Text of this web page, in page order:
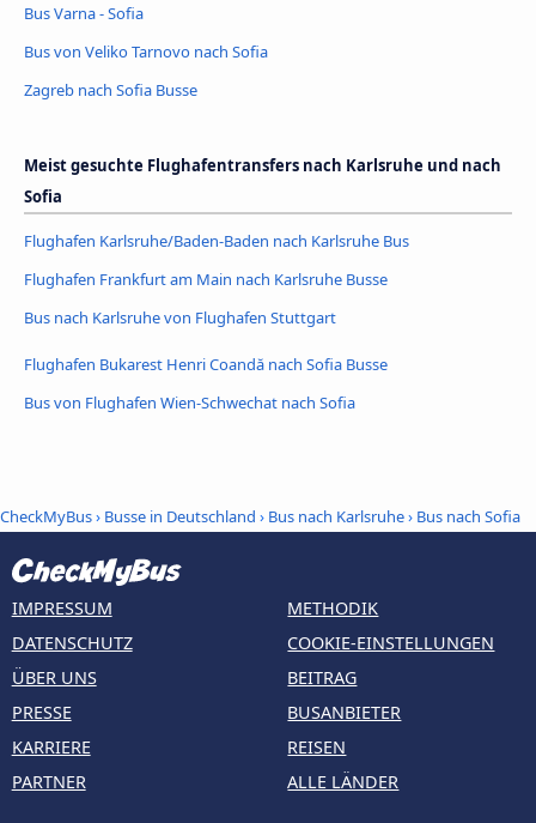
Bus Varna - Sofia
Bus von Veliko Tarnovo nach Sofia
Zagreb nach Sofia Busse
Meist gesuchte Flughafentransfers nach Karlsruhe und nach
Sofia
Flughafen Karlsruhe/Baden-Baden nach Karlsruhe Bus
Flughafen Frankfurt am Main nach Karlsruhe Busse
Bus nach Karlsruhe von Flughafen Stuttgart
Flughafen Bukarest Henri Coandă nach Sofia Busse
Bus von Flughafen Wien-Schwechat nach Sofia
CheckMyBus› Busse in Deutschland › Bus nach Karlsruhe› Bus nach Sofia
IMPRESSUM
DATENSCHUTZ
ÜBER UNS
PRESSE
KARRIERE
PARTNER
METHODIK
COOKIE-EINSTELLUNGEN
BEITRAG
BUSANBIETER
REISEN
ALLE LÄNDER